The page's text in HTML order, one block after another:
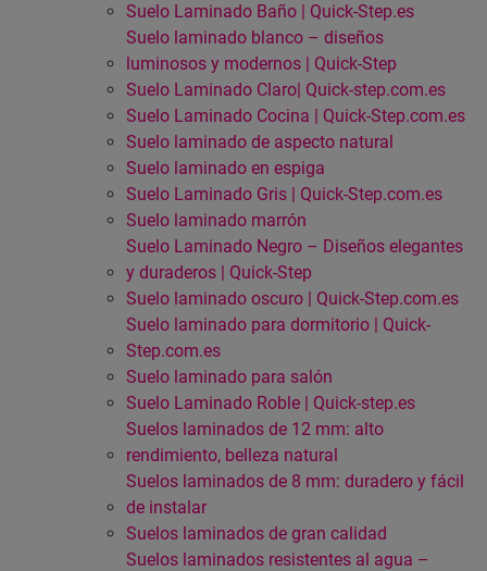
Suelo Laminado Baño | Quick-Step.es
Suelo laminado blanco – diseños
luminosos y modernos | Quick-Step
Suelo Laminado Claro| Quick-step.com.es
Suelo Laminado Cocina | Quick-Step.com.es
Suelo laminado de aspecto natural
Suelo laminado en espiga
Suelo Laminado Gris | Quick-Step.com.es
Suelo laminado marrón
Suelo Laminado Negro – Diseños elegantes
y duraderos | Quick-Step
Suelo laminado oscuro | Quick-Step.com.es
Suelo laminado para dormitorio | Quick-
Step.com.es
Suelo laminado para salón
Suelo Laminado Roble | Quick-step.es
Suelos laminados de 12 mm: alto
rendimiento, belleza natural
Suelos laminados de 8 mm: duradero y fácil
de instalar
Suelos laminados de gran calidad
Suelos laminados resistentes al agua –